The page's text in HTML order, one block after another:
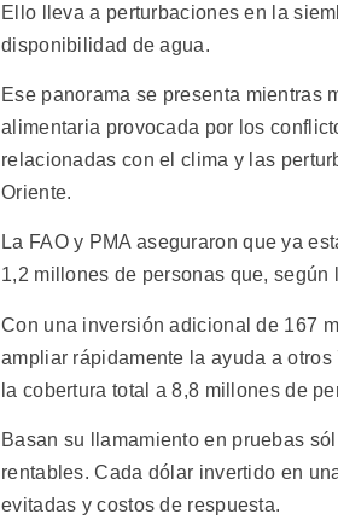
Ello lleva a perturbaciones en la
disponibilidad de agua.
Ese panorama se presenta mientras
alimentaria provocada por los
relacionadas con el clima y las
Oriente.
La FAO y PMA aseguraron que ya
1,2 millones de personas que,
Con una inversión adicional de 167
ampliar rápidamente la ayuda a
la cobertura total a 8,8 millones de
Basan su llamamiento en pruebas
rentables. Cada dólar invertido en
evitadas y costos de respuesta.